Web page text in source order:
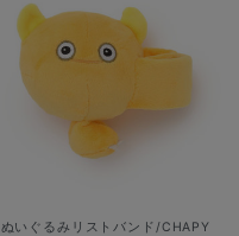
ぬいぐるみリストバンド/CHAPY